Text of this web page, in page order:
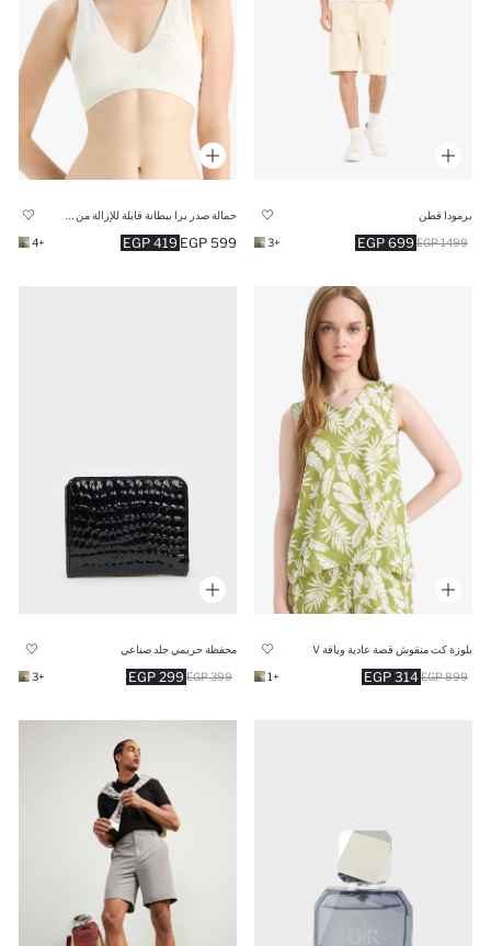
برمودا قطن
699 EGP 1499 EGP
+3
419 EGP 599 EGP
+4
بلوزة كت منقوش قصة عادية وياقة V
314 EGP 899 EGP
+1
محفظة حريمي جلد صناعي
299 EGP 399 EGP
+3